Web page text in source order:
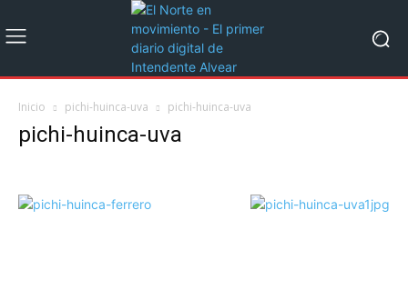
Inicio pichi-huinca-uva pichi-huinca-uva
pichi-huinca-uva